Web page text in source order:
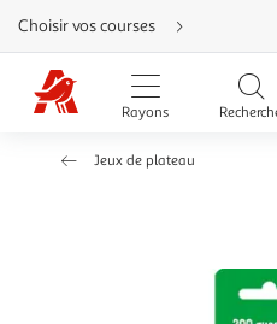
Aller
directement
au
contenu
Aller
directement
Aller
Choisir vos courses
Rayons
Jeux de plateau